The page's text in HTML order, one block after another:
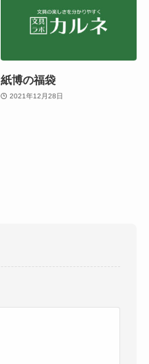
紙博の福袋
2021年12月28日